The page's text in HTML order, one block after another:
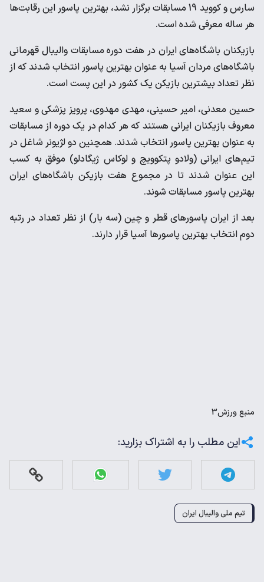
سارس و کووید 19 مسابقات برگزار نشد، بهترین پاسور این رقابت‌ها
هر ساله معرفی شده است.
بازیکنان باشگاه‌های ایران در هفت دوره مسابقات والیبال قهرمانی
باشگاه‌های مردان آسیا به عنوان بهترین پاسور انتخاب شدند که از
نظر تعداد بیشترین بازیکن یک کشور در این پست است.
حسین معدنی، امیر حسینی، مهدی مهدوی، پرویز پزشکی و سعید
معروف بازیکنان ایرانی هستند که هر کدام در یک دوره از مسابقات
به عنوان بهترین پاسور انتخاب شدند. همچنین دو لژیونر شاغل در
تیم‌های ایرانی (ولادو پتکوویچ و لوکاس ژیگادلو) موفق به کسب
این عنوان شدند تا در مجموع هفت بازیکن باشگاه‌های ایران
بهترین پاسور مسابقات شوند.
بعد از ایران پاسورهای قطر و چین (سه بار) از نظر تعداد در رتبه
دوم انتخاب بهترین پاسورها آسیا قرار دارند.
منبعورزش3
این مطلب را به اشتراک بزارید:
تیم ملی والیبال ایران